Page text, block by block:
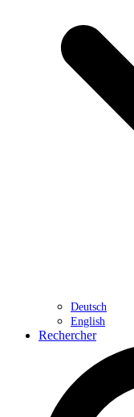
Deutsch
English
Rechercher